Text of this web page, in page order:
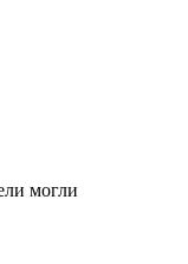
могли